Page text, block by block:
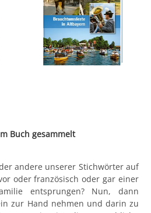
Buch gesammelt
andere unserer Stichwörter auf
oder französisch oder gar einer
entsprungen? Nun, dann
zur Hand nehmen und darin zu